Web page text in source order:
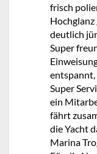
frisch
Hochglanz
deutlich
Super
entspannt,
Super
ein
fährt
die Yacht
Marina